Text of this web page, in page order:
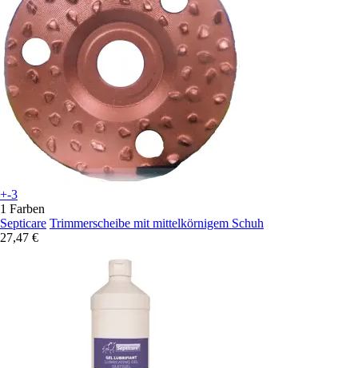
+-3
1 Farben
Septicare Trimmerscheibe mit mittelkörnigem Schuh
27,47 €